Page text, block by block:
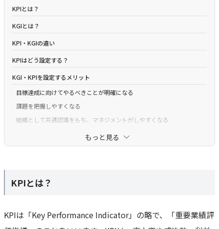
KPIとは？
KGIとは？
KPI・KGIの違い
KPIはどう設定する？
KGI・KPIを設定するメリット
目標達成に向けてやるべきことが明確になる
課題を把握しやすくなる
組織として共通認識をもち、マネジメントがしやすくなる
KGI・KPIを設定する際の注意点
非現実的な目標を掲げていないか
KPIマネジメントのコツはなんですか？
もっと見る
KPIとは？
KPIは「Key Performance Indicator」の略で、「重要業績評